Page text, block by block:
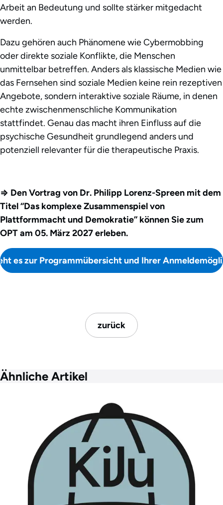
Arbeit an Bedeutung und sollte stärker mitgedacht
werden.
Dazu gehören auch Phänomene wie Cybermobbing
oder direkte soziale Konflikte, die Menschen
unmittelbar betreffen. Anders als klassische Medien wie
das Fernsehen sind soziale Medien keine rein rezeptiven
Angebote, sondern interaktive soziale Räume, in denen
echte zwischenmenschliche Kommunikation
stattfindet. Genau das macht ihren Einfluss auf die
psychische Gesundheit grundlegend anders und
potenziell relevanter für die therapeutische Praxis.
⇒ Den Vortrag von Dr. Philipp Lorenz-Spreen mit dem
Titel “Das komplexe Zusammenspiel von
Plattformmacht und Demokratie” können Sie zum
OPT am 05. März 2027 erleben.
es zur Programmübersicht und Ihrer
zurück
Ähnliche Artikel